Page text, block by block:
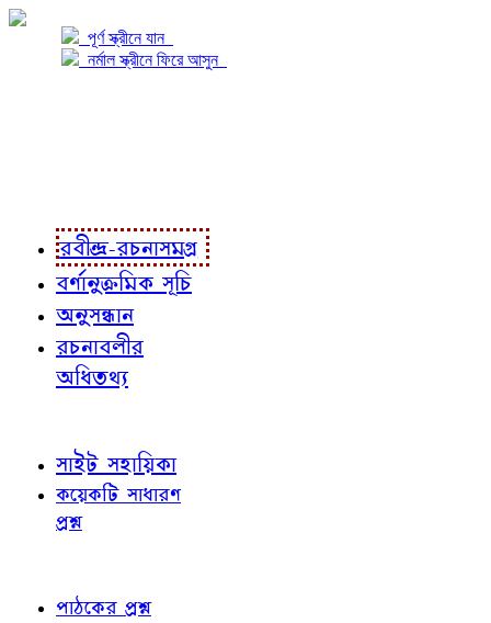
পূর্ণ স্ক্রীনে যান
নর্মাল স্ক্রীনে ফিরে আসুন
রবীন্দ্র-রচনাসমগ্র
বর্ণানুক্রমিক সূচি
অনুসন্ধান
রচনাবলীর
অধিতথ্য
সাইট সহায়িকা
কয়েকটি সাধারণ
প্রশ্ন
পাঠকের প্রশ্ন